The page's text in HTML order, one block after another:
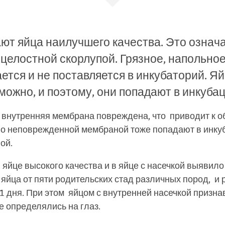
яйца наилучшего качества. Это
скорлупой. Грязное,
и не поставляется в инкубаторий.
и поэтому, они попадают в
мембрана повреждена, что приводит к
неповрежденной мембраной тоже попадают в
высокого качества и в яйце с насечкой
от пяти родительских стад различных пород, и
При этом яйцом с внутренней насечкой
на глаз.